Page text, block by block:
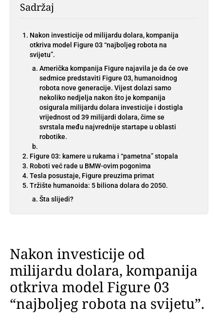
Sadržaj
Nakon investicije od milijardu dolara, kompanija
otkriva model Figure 03 “najboljeg robota na
svijetu”.
Američka kompanija Figure najavila je da će ove
sedmice predstaviti Figure 03, humanoidnog
robota nove generacije. Vijest dolazi samo
nekoliko nedjelja nakon što je kompanija
osigurala milijardu dolara investicije i dostigla
vrijednost od 39 milijardi dolara, čime se
svrstala među najvrednije startape u oblasti
robotike.
Figure 03: kamere u rukama i “pametna” stopala
Roboti već rade u BMW-ovim pogonima
Tesla posustaje, Figure preuzima primat
Tržište humanoida: 5 biliona dolara do 2050.
Šta slijedi?
Nakon investicije od
milijardu dolara, kompanija
otkriva model Figure 03
“najboljeg robota na svijetu”.